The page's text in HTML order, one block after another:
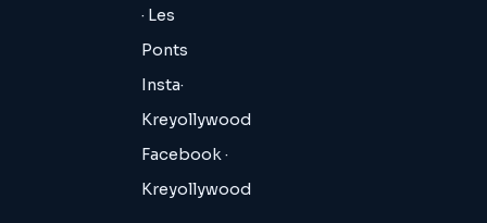
· Les
Ponts
Insta·
Kreyollywood
Facebook ·
Kreyollywood